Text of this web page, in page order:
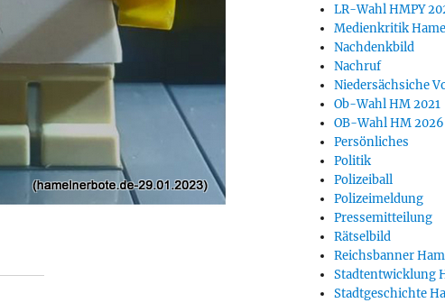
LR-Wahl HMPY
Medienkritik
Nachdenkbild
Nachruf
Niedersächsiche
Ob-Wahl HM 2021
OB-Wahl HM 2026
Persönliches
Politik
Polizeiball
Polizeimeldung
Pressemitteilung
Rätselbild
Reichsbanner
Stadtentwicklung
Stadtgeschichte